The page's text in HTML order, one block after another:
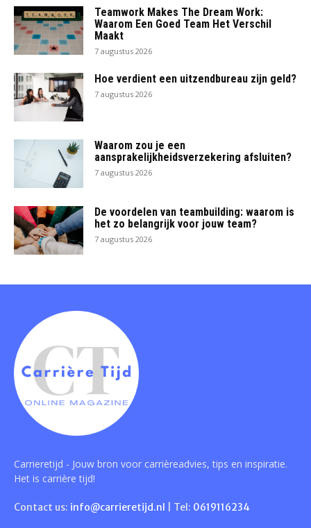
Teamwork Makes The Dream Work:
Waarom Een Goed Team Het Verschil
Maakt
7 augustus 2026
Hoe verdient een uitzendbureau zijn geld?
7 augustus 2026
Waarom zou je een
aansprakelijkheidsverzekering afsluiten?
7 augustus 2026
De voordelen van teambuilding: waarom is
het zo belangrijk voor jouw team?
7 augustus 2026
Carrieretijd - Jouw bron voor carrièreadvies, tips en inspiratie.
Het is carrière tijd!
Contact us: info@carrieretijd.nl | Tel: 0619116234